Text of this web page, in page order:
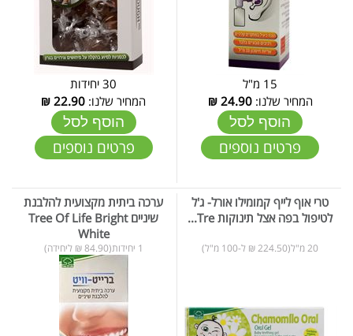
15 מ"ל
המחיר שלנו:24.90
₪
הוסף לסל
פרטים נוספים
30 יחידות
המחיר שלנו: 22.90
₪
הוסף לסל
פרטים נוספים
טרי אוף לייף קמומילו אורל- ג'ל
לטיפול בפה אצל תינוקות Tre...
20 מ"ל(224.50 ₪ ל-100 מ"ל)
ערכה ביתית מקצועית להלבנת
שיניים Tree Of Life Bright
White
1 יחידות(84.90 ₪ ליחידה)